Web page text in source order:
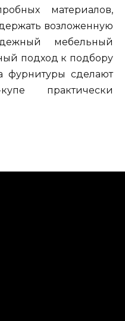
материалов,
возложенную
мебельный
подход к подбору
фурнитуры сделают
практически